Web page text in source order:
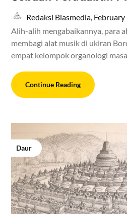
Redaksi Biasmedia,
Alih-alih mengabaikannya, para
membagi alat musik di ukiran
empat kelompok organologi
Continue Reading
Daur